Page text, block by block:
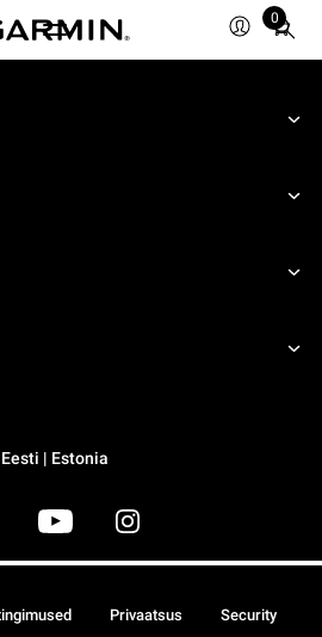
0
Total
items
cart:
Eesti | Estonia
Privaatsus Security